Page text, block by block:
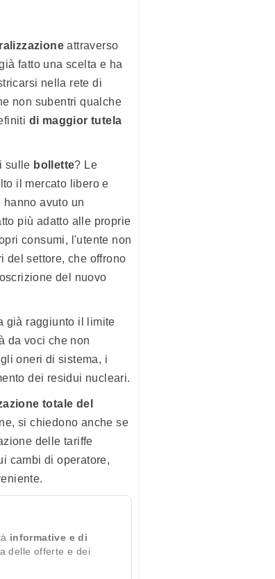
attraverso
fatto una scelta e ha
nella rete di
non subentri qualche
di maggior tutela
sulle bollette? Le
il mercato libero e
avuto un
più adatto alle proprie
consumi, l'utente non
del settore, che offrono
del nuovo
già raggiunto il limite
da voci che non
oneri di sistema, i
dei residui nucleari.
totale del
si chiedono anche se
delle tariffe
cambi di operatore,
informative e di
delle offerte e dei